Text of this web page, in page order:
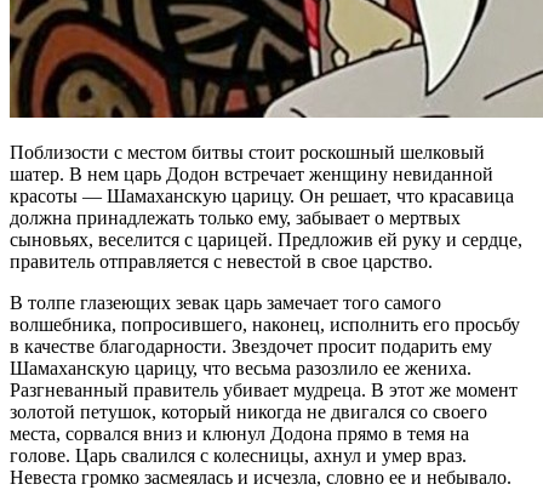
Поблизости с местом битвы стоит роскошный шелковый
шатер. В нем царь Додон встречает женщину невиданной
красоты — Шамаханскую царицу. Он решает, что красавица
должна принадлежать только ему, забывает о мертвых
сыновьях, веселится с царицей. Предложив ей руку и сердце,
правитель отправляется с невестой в свое царство.
В толпе глазеющих зевак царь замечает того самого
волшебника, попросившего, наконец, исполнить его просьбу
в качестве благодарности. Звездочет просит подарить ему
Шамаханскую царицу, что весьма разозлило ее жениха.
Разгневанный правитель убивает мудреца. В этот же момент
золотой петушок, который никогда не двигался со своего
места, сорвался вниз и клюнул Додона прямо в темя на
голове. Царь свалился с колесницы, ахнул и умер враз.
Невеста громко засмеялась и исчезла, словно ее и небывало.